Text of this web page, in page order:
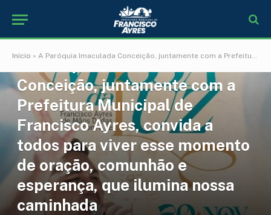
Início » A Paróquia Imaculada Conceição, juntamente com a Prefeitura Municipal de Francisco Ayres, convida a todos para viver esse momento de oração, comunhão e esperança, que ilumina nossa caminhada
A Paróquia Imaculada
Conceição, juntamente com a
Prefeitura Municipal de
Francisco Ayres, convida a
todos para viver esse momento
de oração, comunhão e
esperança, que ilumina nossa
caminhada